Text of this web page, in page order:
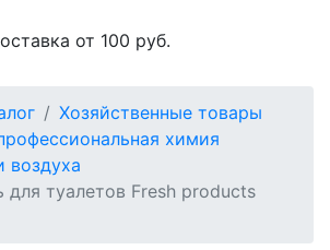
от 100 руб.
Хозяйственные товары
химия
воздуха
для туалетов Fresh products